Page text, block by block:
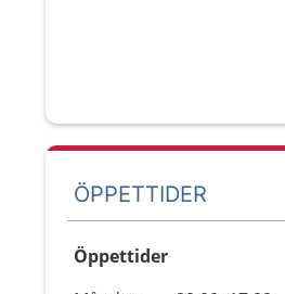
ÖPPETTIDER
Öppettider